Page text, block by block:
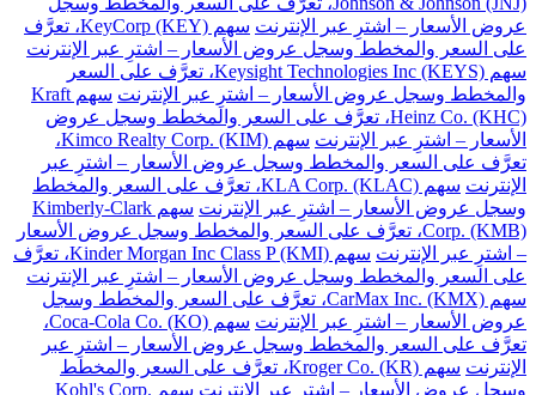
عروض الأسعار – اشترِ عبر الإنترنت
سهم KeyCorp (KEY)، تعرَّف
على السعر والمخطط وسجل عروض الأسعار – اشترِ عبر الإنترنت
سهم Keysight Technologies Inc (KEYS)، تعرَّف على السعر
والمخطط وسجل عروض الأسعار – اشترِ عبر الإنترنت
سهم Kraft
Heinz Co. (KHC)، تعرَّف على السعر والمخطط وسجل عروض
الأسعار – اشترِ عبر الإنترنت
سهم Kimco Realty Corp. (KIM)،
تعرَّف على السعر والمخطط وسجل عروض الأسعار – اشترِ عبر
الإنترنت
سهم KLA Corp. (KLAC)، تعرَّف على السعر والمخطط
وسجل عروض الأسعار – اشترِ عبر الإنترنت
سهم Kimberly-Clark
Corp. (KMB)، تعرَّف على السعر والمخطط وسجل عروض الأسعار
– اشترِ عبر الإنترنت
سهم Kinder Morgan Inc Class P (KMI)، تعرَّف
على السعر والمخطط وسجل عروض الأسعار – اشترِ عبر الإنترنت
سهم CarMax Inc. (KMX)، تعرَّف على السعر والمخطط وسجل
عروض الأسعار – اشترِ عبر الإنترنت
سهم Coca-Cola Co. (KO)،
تعرَّف على السعر والمخطط وسجل عروض الأسعار – اشترِ عبر
الإنترنت
سهم Kroger Co. (KR)، تعرَّف على السعر والمخطط
وسجل عروض الأسعار – اشترِ عبر الإنترنت
سهم Kohl's Corp.